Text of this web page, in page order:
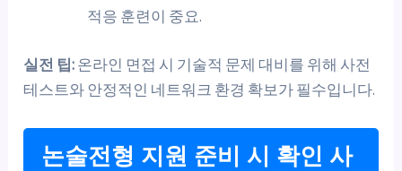
적응 훈련이 중요.
실전 팁:온라인 면접 시 기술적 문제 대비를 위해 사전
테스트와 안정적인 네트워크 환경 확보가 필수입니다.
논술전형 지원 준비 시 확인 사